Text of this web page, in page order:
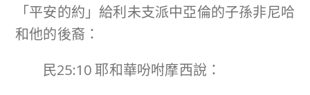
「平安的約」給利未支派中亞倫的子孫非尼哈
和他的後裔：
民25:10 耶和華吩咐摩西說：